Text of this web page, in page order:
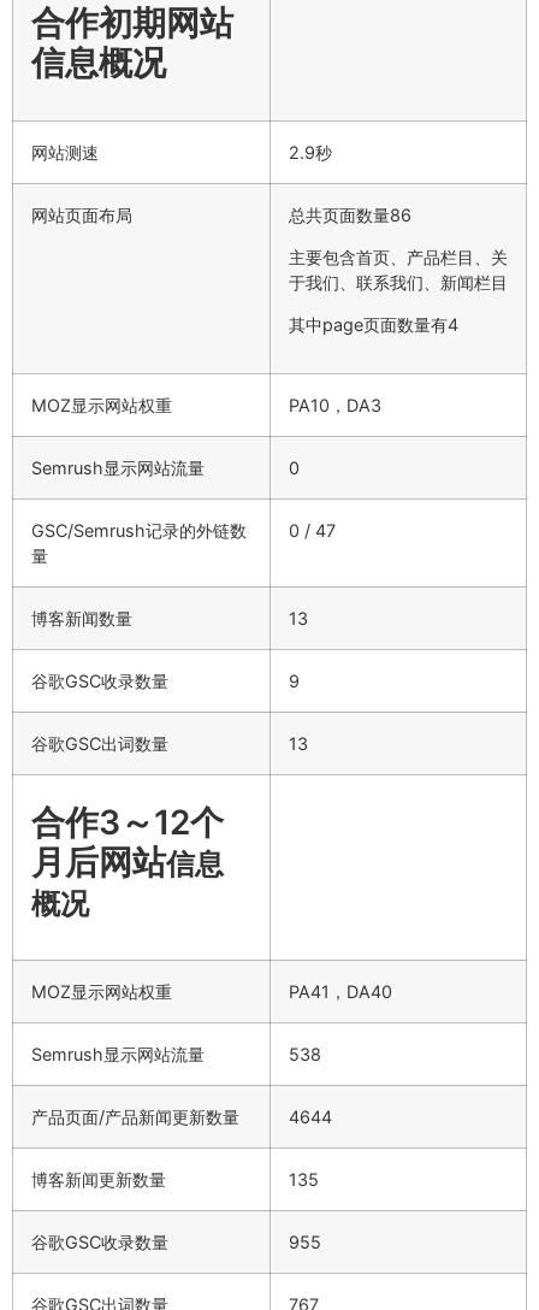
合作初期网站
信息概况
网站测速 2.9秒
网站页面布局 总共页面数量86
主要包含首页、产品栏目、关
于我们、联系我们、新闻栏目
其中page页面数量有4
MOZ显示网站权重 PA10，DA3
Semrush显示网站流量 0
GSC/Semrush记录的外链数
量
0 / 47
博客新闻数量 13
谷歌GSC收录数量 9
谷歌GSC出词数量 13
合作3～12个
月后网站信息
概况
MOZ显示网站权重 PA41，DA40
Semrush显示网站流量 538
产品页面/产品新闻更新数量 4644
博客新闻更新数量 135
谷歌GSC收录数量 955
谷歌GSC出词数量 767